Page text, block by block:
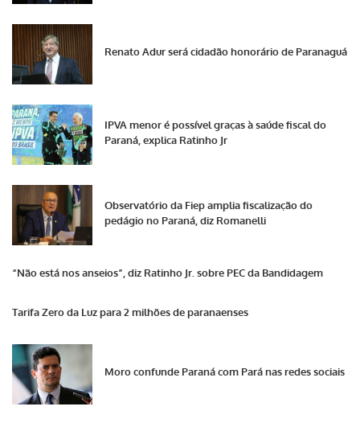
Renato Adur será cidadão honorário de Paranaguá
IPVA menor é possível graças à saúde fiscal do
Paraná, explica Ratinho Jr
Observatório da Fiep amplia fiscalização do
pedágio no Paraná, diz Romanelli
“Não está nos anseios”, diz Ratinho Jr. sobre PEC da Bandidagem
Tarifa Zero da Luz para 2 milhões de paranaenses
Moro confunde Paraná com Pará nas redes sociais